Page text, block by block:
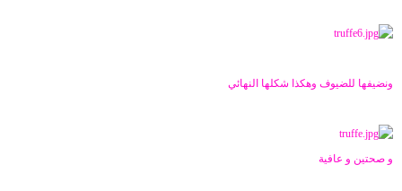
ونضيفها للضيوف وهكذا شكلها النهائي
و صحتين و عافية